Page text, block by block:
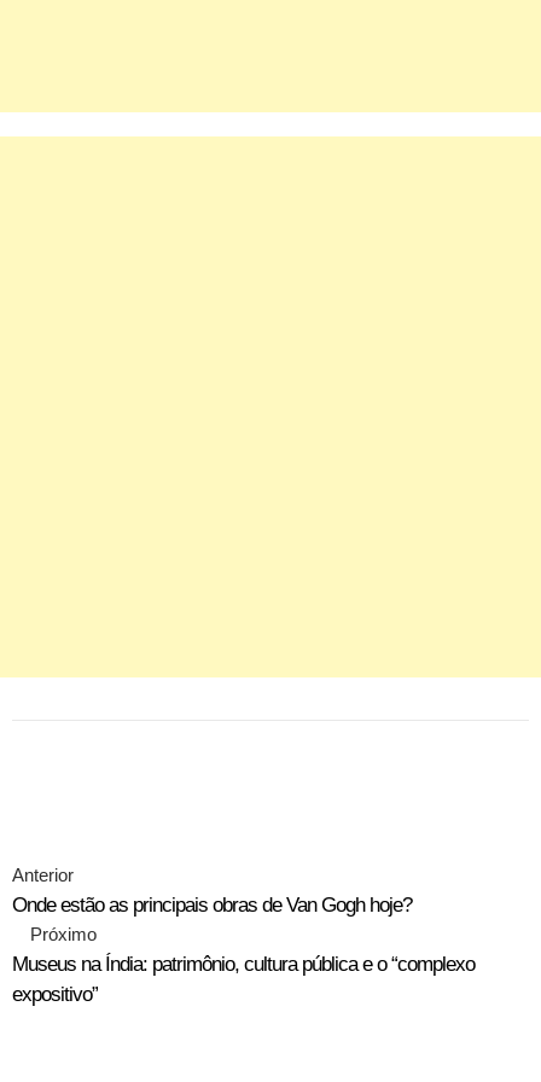
Anterior
Onde estão as principais obras de Van Gogh hoje?
Próximo
Museus na Índia: patrimônio, cultura pública e o “complexo
expositivo”